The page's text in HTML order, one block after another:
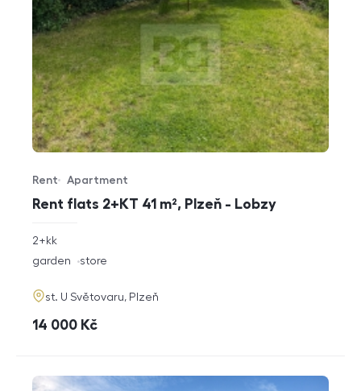
Rent flats 2+KT 41 m², Plzeň - Lobzy
Offer type
Rent
Property type
Apartment
rozměry
2+kk
funkce
garden store
adresa
st. U Světovaru, Plzeň
cena
14 000 Kč